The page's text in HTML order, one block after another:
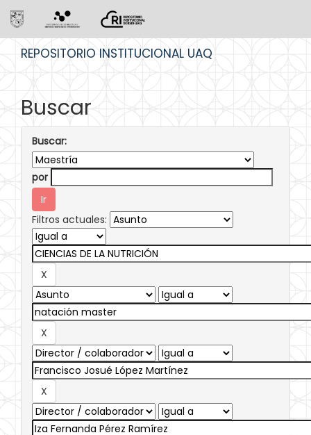
REPOSITORIO INSTITUCIONAL UAQ
Buscar
Buscar:
por
Filtros actuales: